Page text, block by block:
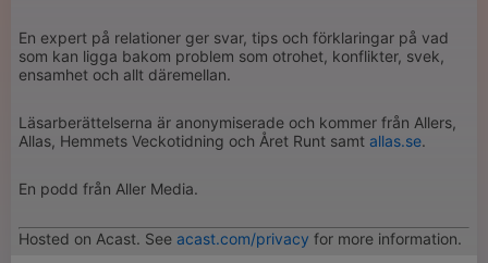
En expert på relationer ger svar, tips och förklaringar på vad
som kan ligga bakom problem som otrohet, konflikter, svek,
ensamhet och allt däremellan.
Läsarberättelserna är anonymiserade och kommer från Allers,
Allas, Hemmets Veckotidning och Året Runt samt allas.se.
En podd från Aller Media.
Hosted on Acast. See acast.com/privacy for more information.